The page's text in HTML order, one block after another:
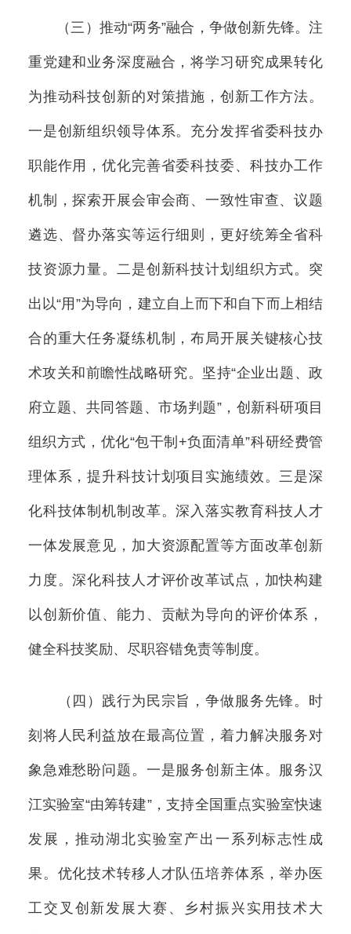
（三）推动“两务”融合，争做创新先锋。注
重党建和业务深度融合，将学习研究成果转化
为推动科技创新的对策措施，创新工作方法。
一是创新组织领导体系。充分发挥省委科技办
职能作用，优化完善省委科技委、科技办工作
机制，探索开展会审会商、一致性审查、议题
遴选、督办落实等运行细则，更好统筹全省科
技资源力量。二是创新科技计划组织方式。突
出以“用”为导向，建立自上而下和自下而上相结
合的重大任务凝练机制，布局开展关键核心技
术攻关和前瞻性战略研究。坚持“企业出题、政
府立题、共同答题、市场判题”，创新科研项目
组织方式，优化“包干制+负面清单”科研经费管
理体系，提升科技计划项目实施绩效。三是深
化科技体制机制改革。深入落实教育科技人才
一体发展意见，加大资源配置等方面改革创新
力度。深化科技人才评价改革试点，加快构建
以创新价值、能力、贡献为导向的评价体系，
健全科技奖励、尽职容错免责等制度。
（四）践行为民宗旨，争做服务先锋。时
刻将人民利益放在最高位置，着力解决服务对
象急难愁盼问题。一是服务创新主体。服务汉
江实验室“由筹转建”，支持全国重点实验室快速
发展，推动湖北实验室产出一系列标志性成
果。优化技术转移人才队伍培养体系，举办医
工交叉创新发展大赛、乡村振兴实用技术大